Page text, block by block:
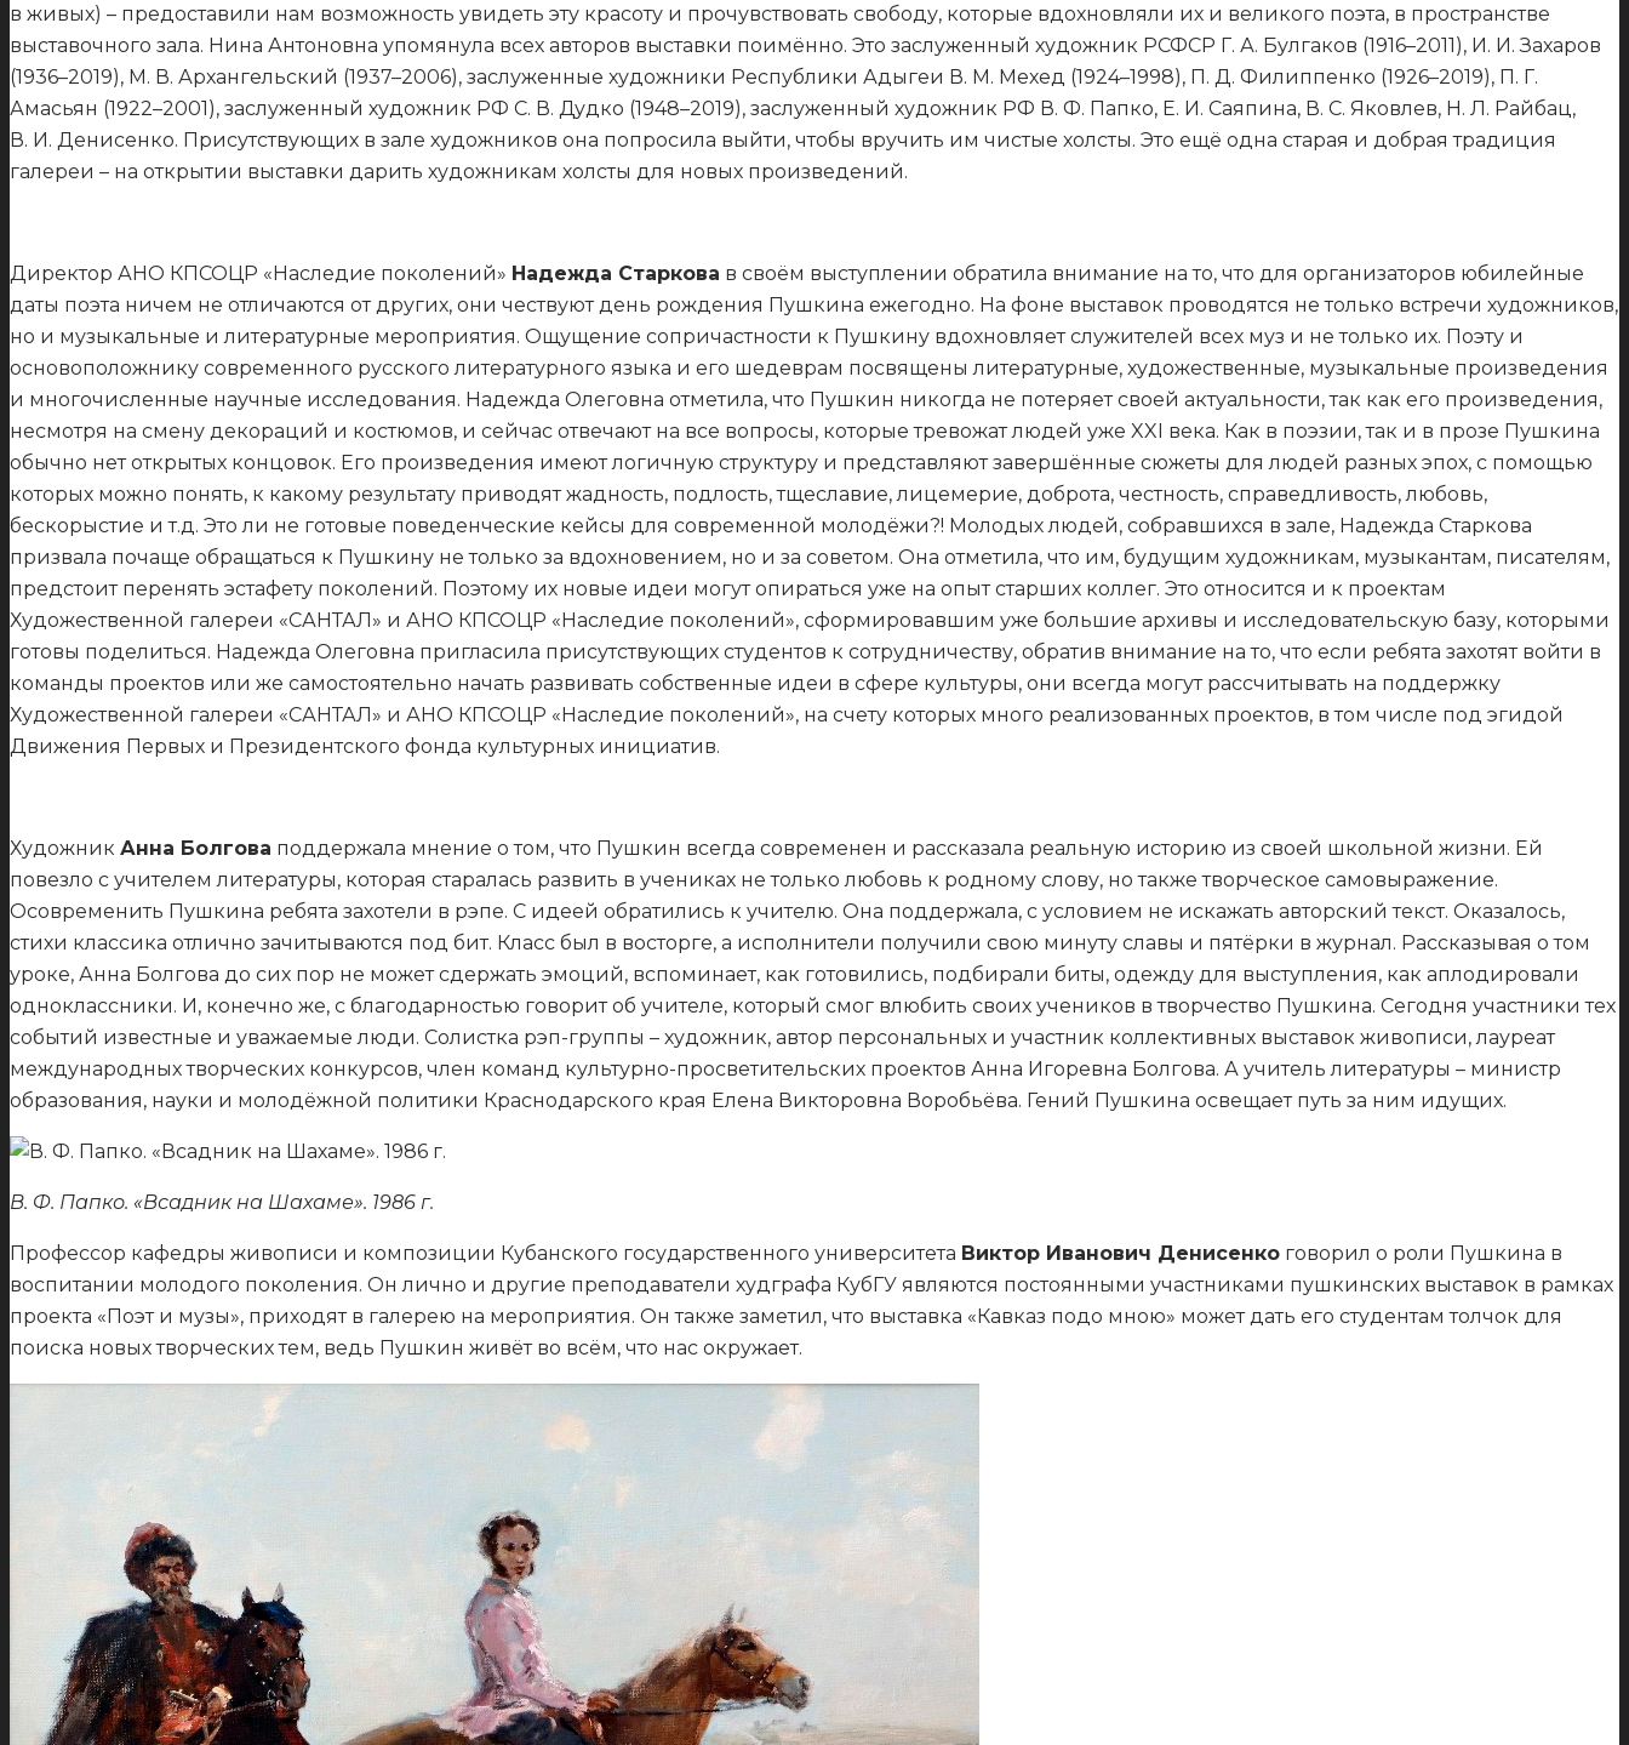
в живых) – предоставили нам возможность увидеть эту красоту и прочувствовать свободу, которые вдохновляли их и великого поэта, в пространстве
выставочного зала. Нина Антоновна упомянула всех авторов выставки поимённо. Это заслуженный художник РСФСР Г. А. Булгаков (1916–2011), И. И. Захаров
(1936–2019), М. В. Архангельский (1937–2006), заслуженные художники Республики Адыгеи В. М. Мехед (1924–1998), П. Д. Филиппенко (1926–2019), П. Г.
Амасьян (1922–2001), заслуженный художник РФ С. В. Дудко (1948–2019), заслуженный художник РФ В. Ф. Папко, Е. И. Саяпина, В. С. Яковлев, Н. Л. Райбац,
В. И. Денисенко. Присутствующих в зале художников она попросила выйти, чтобы вручить им чистые холсты. Это ещё одна старая и добрая традиция
галереи – на открытии выставки дарить художникам холсты для новых произведений.
Директор АНО КПСОЦР «Наследие поколений» Надежда Старкова в своём выступлении обратила внимание на то, что для организаторов юбилейные
даты поэта ничем не отличаются от других, они чествуют день рождения Пушкина ежегодно. На фоне выставок проводятся не только встречи художников,
но и музыкальные и литературные мероприятия. Ощущение сопричастности к Пушкину вдохновляет служителей всех муз и не только их. Поэту и
основоположнику современного русского литературного языка и его шедеврам посвящены литературные, художественные, музыкальные произведения
и многочисленные научные исследования. Надежда Олеговна отметила, что Пушкин никогда не потеряет своей актуальности, так как его произведения,
несмотря на смену декораций и костюмов, и сейчас отвечают на все вопросы, которые тревожат людей уже XXI века. Как в поэзии, так и в прозе Пушкина
обычно нет открытых концовок. Его произведения имеют логичную структуру и представляют завершённые сюжеты для людей разных эпох, с помощью
которых можно понять, к какому результату приводят жадность, подлость, тщеславие, лицемерие, доброта, честность, справедливость, любовь,
бескорыстие и т.д. Это ли не готовые поведенческие кейсы для современной молодёжи?! Молодых людей, собравшихся в зале, Надежда Старкова
призвала почаще обращаться к Пушкину не только за вдохновением, но и за советом. Она отметила, что им, будущим художникам, музыкантам, писателям,
предстоит перенять эстафету поколений. Поэтому их новые идеи могут опираться уже на опыт старших коллег. Это относится и к проектам
Художественной галереи «САНТАЛ» и АНО КПСОЦР «Наследие поколений», сформировавшим уже большие архивы и исследовательскую базу, которыми
готовы поделиться. Надежда Олеговна пригласила присутствующих студентов к сотрудничеству, обратив внимание на то, что если ребята захотят войти в
команды проектов или же самостоятельно начать развивать собственные идеи в сфере культуры, они всегда могут рассчитывать на поддержку
Художественной галереи «САНТАЛ» и АНО КПСОЦР «Наследие поколений», на счету которых много реализованных проектов, в том числе под эгидой
Движения Первых и Президентского фонда культурных инициатив.
Художник Анна Болгова поддержала мнение о том, что Пушкин всегда современен и рассказала реальную историю из своей школьной жизни. Ей
повезло с учителем литературы, которая старалась развить в учениках не только любовь к родному слову, но также творческое самовыражение.
Осовременить Пушкина ребята захотели в рэпе. С идеей обратились к учителю. Она поддержала, с условием не искажать авторский текст. Оказалось,
стихи классика отлично зачитываются под бит. Класс был в восторге, а исполнители получили свою минуту славы и пятёрки в журнал. Рассказывая о том
уроке, Анна Болгова до сих пор не может сдержать эмоций, вспоминает, как готовились, подбирали биты, одежду для выступления, как аплодировали
одноклассники. И, конечно же, с благодарностью говорит об учителе, который смог влюбить своих учеников в творчество Пушкина. Сегодня участники тех
событий известные и уважаемые люди. Солистка рэп-группы – художник, автор персональных и участник коллективных выставок живописи, лауреат
международных творческих конкурсов, член команд культурно-просветительских проектов Анна Игоревна Болгова. А учитель литературы – министр
образования, науки и молодёжной политики Краснодарского края Елена Викторовна Воробьёва. Гений Пушкина освещает путь за ним идущих.
В. Ф. Папко. «Всадник на Шахаме». 1986 г.
Профессор кафедры живописи и композиции Кубанского государственного университета Виктор Иванович Денисенко говорил о роли Пушкина в
воспитании молодого поколения. Он лично и другие преподаватели худграфа КубГУ являются постоянными участниками пушкинских выставок в рамках
проекта «Поэт и музы», приходят в галерею на мероприятия. Он также заметил, что выставка «Кавказ подо мною» может дать его студентам толчок для
поиска новых творческих тем, ведь Пушкин живёт во всём, что нас окружает.